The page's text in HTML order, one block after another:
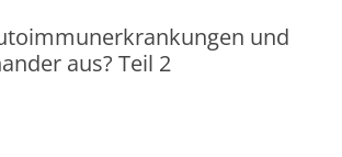
und
aus? Teil 2